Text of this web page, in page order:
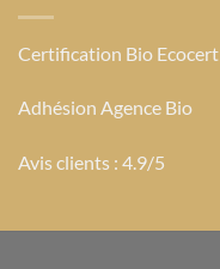
Certification Bio Ecocert
Adhésion Agence Bio
Avis clients : 4.9/5